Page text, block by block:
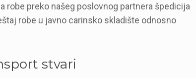
robe preko našeg poslovnog partnera špedicija
robe u javno carinsko skladište odnosno
stvari